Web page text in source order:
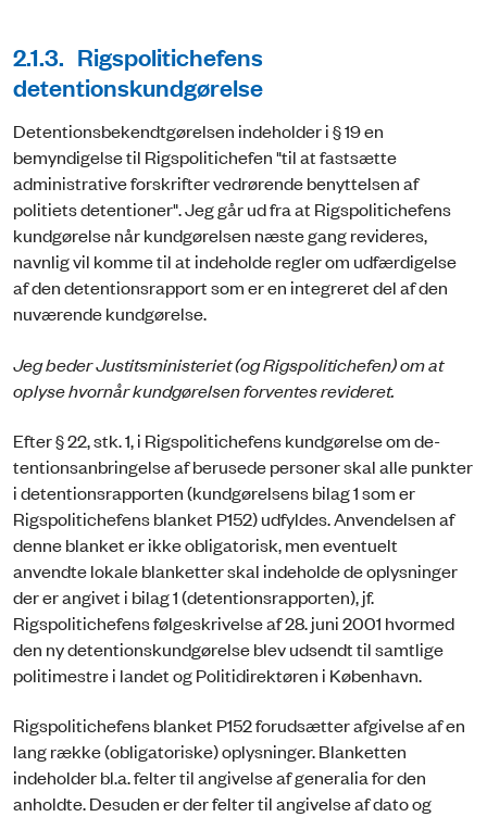
2.1.3. Rigspolitichefens
detentionskundgørelse
Detentionsbekendtgørelsen indeholder i § 19 en
bemyndigelse til Rigspolitichefen "til at fastsætte
administrative forskrifter vedrørende benyttelsen af
politiets detentioner". Jeg går ud fra at Rigspolitichefens
kundgørelse når kundgørelsen næste gang revideres,
navnlig vil komme til at indeholde regler om udfærdigelse
af den detentionsrapport som er en integreret del af den
nuværende kundgørelse.
Jeg beder Justitsministeriet (og Rigspolitichefen) om at
oplyse hvornår kundgørelsen forventes revideret.
Efter § 22, stk. 1, i Rigspolitichefens kundgørelse om de­
tentionsanbringelse af berusede personer skal alle punkter
i detentionsrapporten (kundgørelsens bilag 1 som er
Rigspolitichefens blanket P152) udfyldes. Anvendelsen af
denne blanket er ikke obligatorisk, men eventuelt
anvendte lokale blanketter skal indeholde de oplysninger
der er angivet i bilag 1 (detentionsrapporten), jf.
Rigspolitichefens følgeskrivelse af 28. juni 2001 hvormed
den ny detentionskundgørelse blev udsendt til samtlige
politimestre i landet og Politidirektøren i København.
Rigspolitichefens blanket P152 forudsætter afgivelse af en
lang række (obligatoriske) oplysnin­ger. Blanketten
indeholder bl.a. felter til angivelse af generalia for den
anholdte. Desuden er der felter til angivelse af dato og